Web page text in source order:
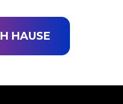
HAUSE